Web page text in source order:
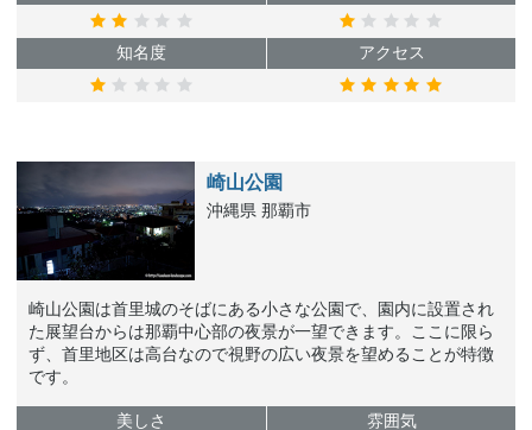
知名度 アクセス
崎山公園
沖縄県 那覇市
崎山公園は首里城のそばにある小さな公園で、園内に設置され
た展望台からは那覇中心部の夜景が一望できます。ここに限ら
ず、首里地区は高台なので視野の広い夜景を望めることが特徴
です。
美しさ 雰囲気